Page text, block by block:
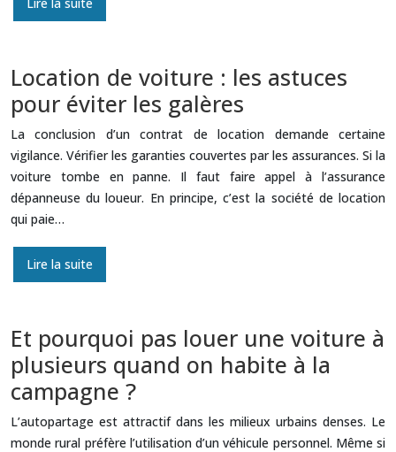
Location de voiture : les astuces
pour éviter les galères
La conclusion d’un contrat de location demande certaine
vigilance. Vérifier les garanties couvertes par les assurances. Si la
voiture tombe en panne. Il faut faire appel à l’assurance
dépanneuse du loueur. En principe, c’est la société de location
qui paie…
Lire la suite
Et pourquoi pas louer une voiture à
plusieurs quand on habite à la
campagne ?
L’autopartage est attractif dans les milieux urbains denses. Le
monde rural préfère l’utilisation d’un véhicule personnel. Même si